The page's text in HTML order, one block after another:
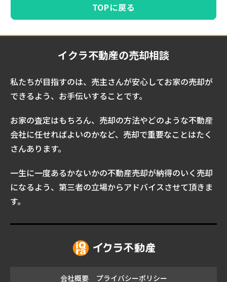
TOPに戻る
イクラ不動産の売却相談
私たちが目指すのは、売主さんが安心してお家の売却が
できるよう、お手伝いすることです。
お家の査定はもちろん、売却の方法やどのような不動産
会社に任せればよいのかなど、売却で重要なことはたく
さんあります。
一生に一度あるかないかの不動産売却が納得のいく売却
になるよう、第三者の立場からアドバイスさせて頂きま
す。
会社概要 プライバシーポリシー